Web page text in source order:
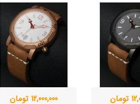
12,000,000 تومان